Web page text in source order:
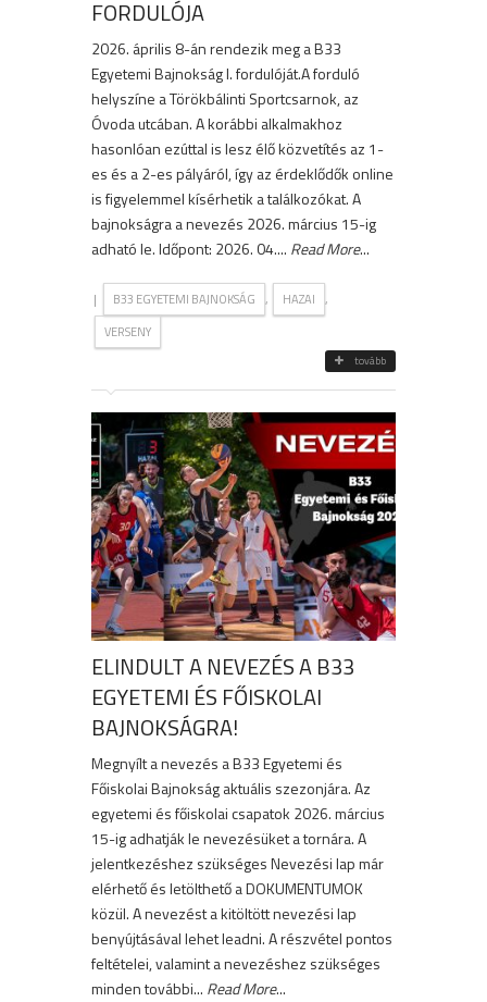
FORDULÓJA
2026. április 8-án rendezik meg a B33
Egyetemi Bajnokság I. fordulóját.A forduló
helyszíne a Törökbálinti Sportcsarnok, az
Óvoda utcában. A korábbi alkalmakhoz
hasonlóan ezúttal is lesz élő közvetítés az 1-
es és a 2-es pályáról, így az érdeklődők online
is figyelemmel kísérhetik a találkozókat. A
bajnokságra a nevezés 2026. március 15-ig
adható le. Időpont: 2026. 04.... Read More...
| B33 EGYETEMI BAJNOKSÁG , HAZAI ,
VERSENY
tovább
ELINDULT A NEVEZÉS A B33
EGYETEMI ÉS FŐISKOLAI
BAJNOKSÁGRA!
Megnyílt a nevezés a B33 Egyetemi és
Főiskolai Bajnokság aktuális szezonjára. Az
egyetemi és főiskolai csapatok 2026. március
15-ig adhatják le nevezésüket a tornára. A
jelentkezéshez szükséges Nevezési lap már
elérhető és letölthető a DOKUMENTUMOK
közül. A nevezést a kitöltött nevezési lap
benyújtásával lehet leadni. A részvétel pontos
feltételei, valamint a nevezéshez szükséges
minden további... Read More...